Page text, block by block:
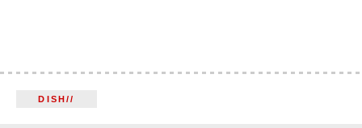
DISH//